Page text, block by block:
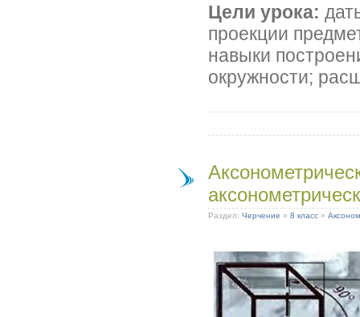
Цели урока:
проекции
навыки
окружности;
Раздел: Черчение » 8 класс »